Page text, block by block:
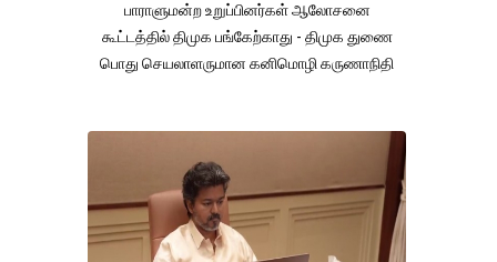
பாராளுமன்ற உறுப்பினர்கள் ஆலோசனை
கூட்டத்தில் திமுக பங்கேற்காது - திமுக துணை
பொது செயலாளருமான கனிமொழி கருணாநிதி